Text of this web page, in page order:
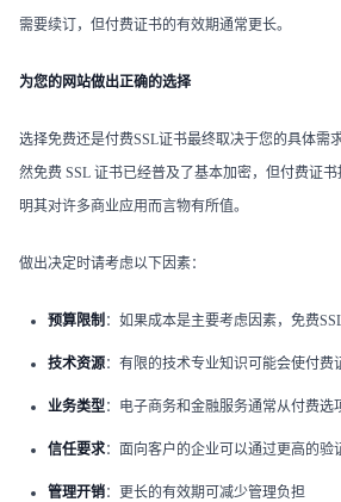
需要续订，但付费证书的有效期通常更长。
为您的网站做出正确的选择
选择免费还是付费SSL证书最终取决于您的具体需
然免费 SSL 证书已经普及了基本加密，但付费证
明其对许多商业应用而言物有所值。
做出决定时请考虑以下因素：
预算限制 ：如果成本是主要考虑因素，免费
技术资源：有限的技术专业知识可能会使付费
业务类型：电子商务和金融服务通常从付费选
信任要求：面向客户的企业可以通过更高的验
管理开销​：更长的有效期可减少管理负担